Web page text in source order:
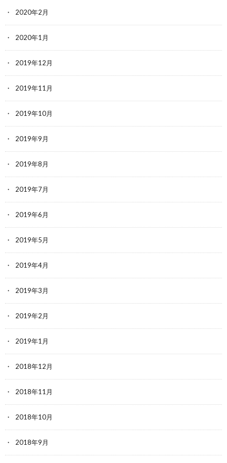
2020年2月
2020年1月
2019年12月
2019年11月
2019年10月
2019年9月
2019年8月
2019年7月
2019年6月
2019年5月
2019年4月
2019年3月
2019年2月
2019年1月
2018年12月
2018年11月
2018年10月
2018年9月